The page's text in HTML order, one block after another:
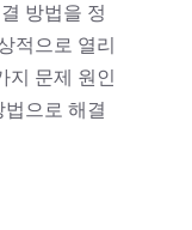
방법을 정
적으로 열리
지 문제 원인
으로 해결